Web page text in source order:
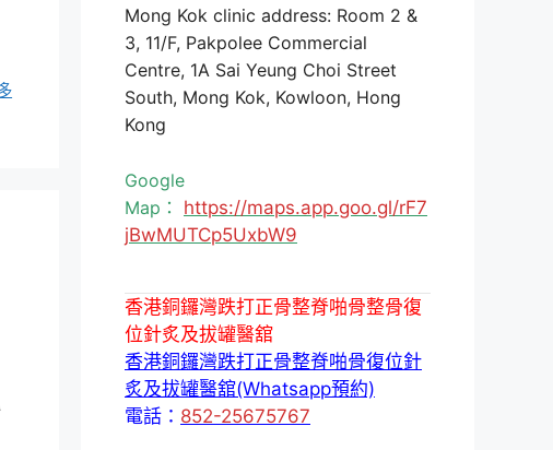
Mong Kok clinic address: Room 2 &
3, 11/F, Pakpolee Commercial
Centre, 1A Sai Yeung Choi Street
South, Mong Kok, Kowloon, Hong
Kong
Google
Map： https://maps.app.goo.gl/rF7
jBwMUTCp5UxbW9
香港銅鑼灣跌打正骨整脊啪骨整骨復
位針炙及拔罐醫舘
香港銅鑼灣跌打正骨整脊啪骨復位針
炙及拔罐醫舘(Whatsapp預約)
電話： 852-25675767